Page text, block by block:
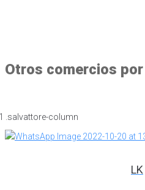
Otros comercios
LK